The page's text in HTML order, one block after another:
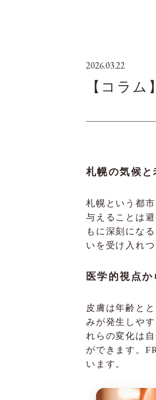
2026.03.22
【コラ
札幌の気候と
札幌という都
与えることは
もに深刻にな
いを受け入れ
医学的視点
皮膚は年齢と
みが発生しや
れらの変化は
ができます。
います。